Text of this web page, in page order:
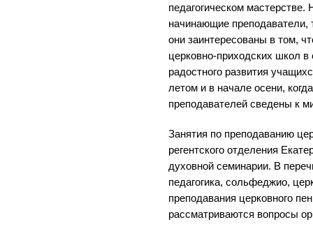
педагогическом мастерстве.
начинающие преподаватели,
они заинтересованы в том,
церковно-приходских школ в
радостного развития
летом и в начале осени,
преподавателей сведены к
Занятия по преподаванию
регентского отделения
духовной семинарии. В
педагогика, сольфеджио,
преподавания церковного
рассматриваются вопросы